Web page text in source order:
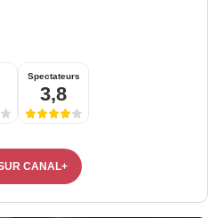
Spectateurs
3,8
CANAL+